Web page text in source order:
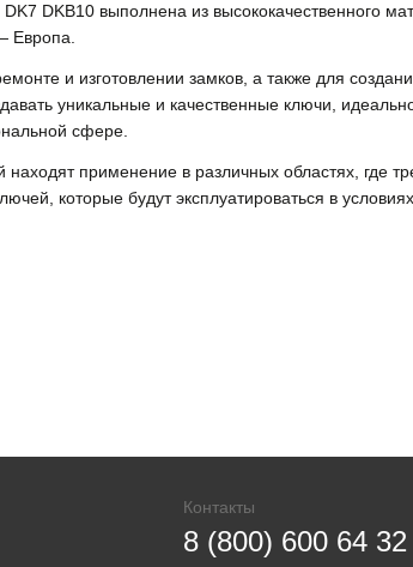
DK7 DKB10 выполнена из высококачественного
Европа.
и изготовлении замков, а также для
уникальные и качественные ключи,
сфере.
находят применение в различных областях, где
которые будут эксплуатироваться в
Контакты
8 (800) 600 64 32